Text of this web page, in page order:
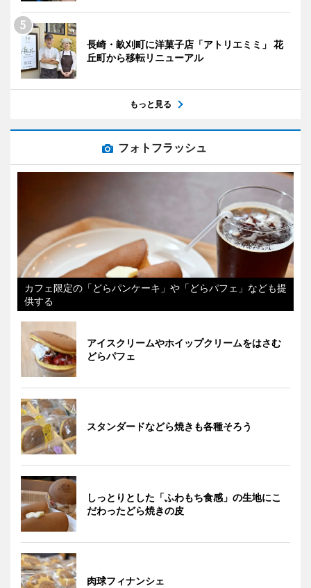
長崎・畝刈町に洋菓子店「アトリエミミ」 花
丘町から移転リニューアル
もっと見る
フォトフラッシュ
カフェ限定の「どらパンケーキ」や「どらパフェ」なども提
供する
アイスクリームやホイップクリームをはさむ
どらパフェ
スタンダードなどら焼きも各種そろう
しっとりとした「ふわもち食感」の生地にこ
だわったどら焼きの皮
肉球フィナンシェ